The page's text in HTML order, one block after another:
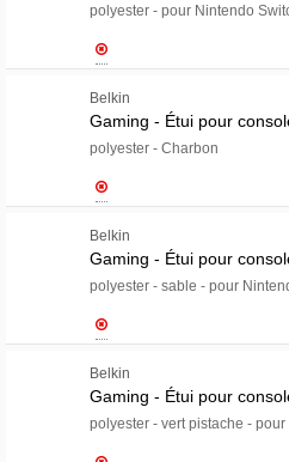
polyester - pour Nintendo
Belkin
Gaming - Étui pour
polyester - Charbon
Belkin
Gaming - Étui pour
polyester - sable - pour
Belkin
Gaming - Étui pour
polyester - vert pistache -